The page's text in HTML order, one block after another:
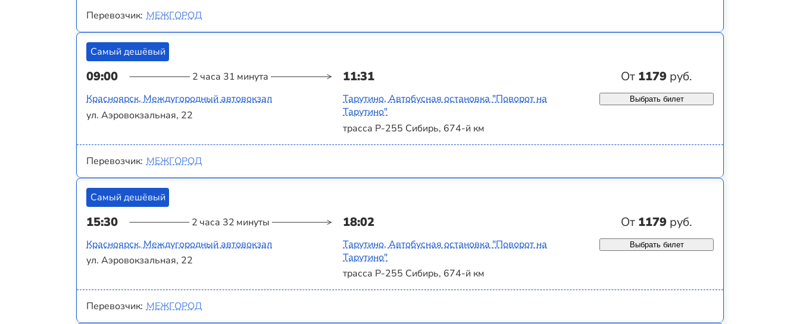
Перевозчик: МЕЖГОРОД
Самый дешёвый
09:00 2 часа 31 минута 11:31 От 1179 руб.
Красноярск, Междугородный автовокзал
ул. Аэровокзальная, 22
Тарутино, Автобусная остановка "Поворот на
Тарутино"
трасса Р-255 Сибирь, 674-й км
Выбрать билет
Перевозчик: МЕЖГОРОД
Самый дешёвый
15:30 2 часа 32 минуты 18:02 От 1179 руб.
Красноярск, Междугородный автовокзал
ул. Аэровокзальная, 22
Тарутино, Автобусная остановка "Поворот на
Тарутино"
трасса Р-255 Сибирь, 674-й км
Выбрать билет
Перевозчик: МЕЖГОРОД